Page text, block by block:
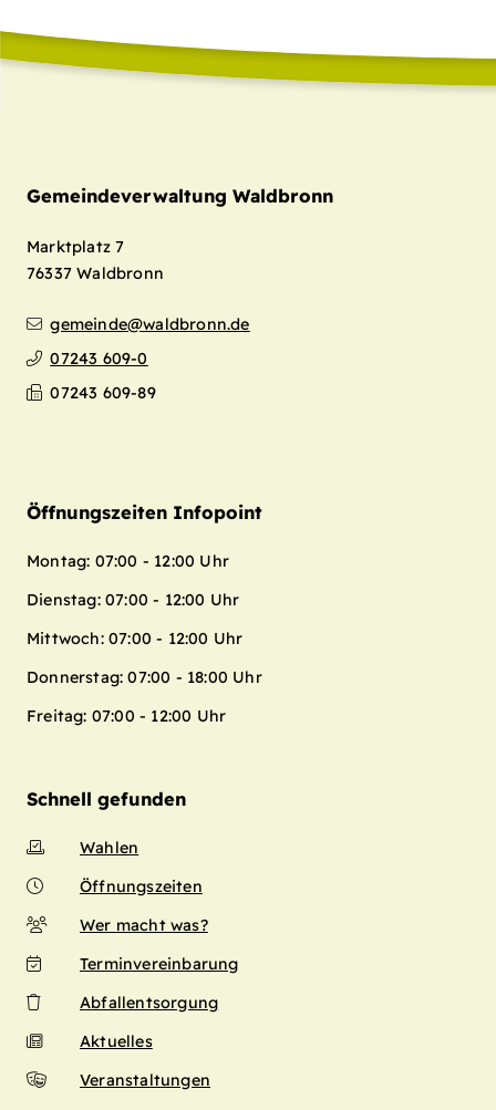
Gemeindeverwaltung Waldbronn
Marktplatz 7
76337 Waldbronn
gemeinde@waldbronn.de
07243 609-0
07243 609-89
Leaflet| Map data ©OpenStreetMap
contributors,CC-BY-SA
Öffnungszeiten Infopoint
Montag: 07:00 - 12:00 Uhr
Dienstag: 07:00 - 12:00 Uhr
Mittwoch: 07:00 - 12:00 Uhr
Donnerstag: 07:00 - 18:00 Uhr
Freitag: 07:00 - 12:00 Uhr
Schnell gefunden
Wahlen
Öffnungszeiten
Wer macht was?
Terminvereinbarung
Abfallentsorgung
Aktuelles
Veranstaltungen